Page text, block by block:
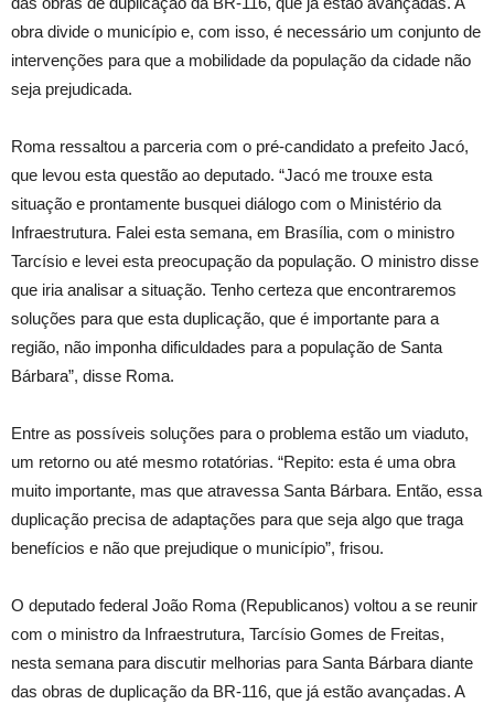
obra divide o município e, com isso, é necessário um conjunto de
intervenções para que a mobilidade da população da cidade não
seja prejudicada.
Roma ressaltou a parceria com o pré-candidato a prefeito Jacó,
que levou esta questão ao deputado. “Jacó me trouxe esta
situação e prontamente busquei diálogo com o Ministério da
Infraestrutura. Falei esta semana, em Brasília, com o ministro
Tarcísio e levei esta preocupação da população. O ministro disse
que iria analisar a situação. Tenho certeza que encontraremos
soluções para que esta duplicação, que é importante para a
região, não imponha dificuldades para a população de Santa
Bárbara”, disse Roma.
Entre as possíveis soluções para o problema estão um viaduto,
um retorno ou até mesmo rotatórias. “Repito: esta é uma obra
muito importante, mas que atravessa Santa Bárbara. Então, essa
duplicação precisa de adaptações para que seja algo que traga
benefícios e não que prejudique o município”, frisou.
O deputado federal João Roma (Republicanos) voltou a se reunir
com o ministro da Infraestrutura, Tarcísio Gomes de Freitas,
nesta semana para discutir melhorias para Santa Bárbara diante
das obras de duplicação da BR-116, que já estão avançadas. A